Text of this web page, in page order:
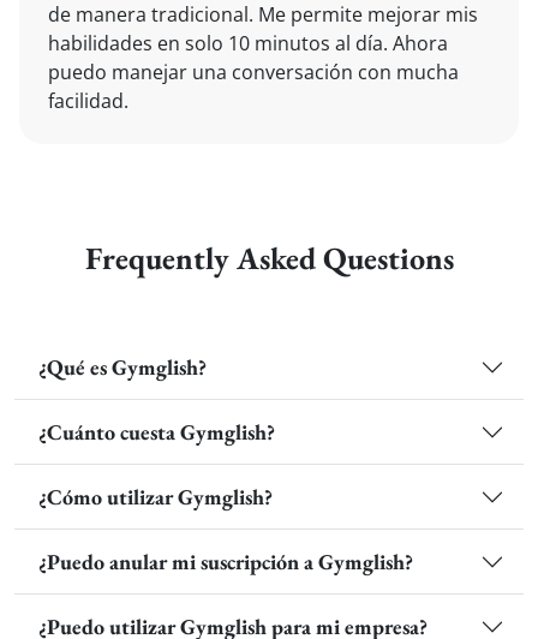
de manera tradicional. Me permite mejorar mis
habilidades en solo 10 minutos al día. Ahora
puedo manejar una conversación con mucha
facilidad.
Frequently Asked Questions
¿Qué es Gymglish?
¿Cuánto cuesta Gymglish?
¿Cómo utilizar Gymglish?
¿Puedo anular mi suscripción a Gymglish?
¿Puedo utilizar Gymglish para mi empresa?